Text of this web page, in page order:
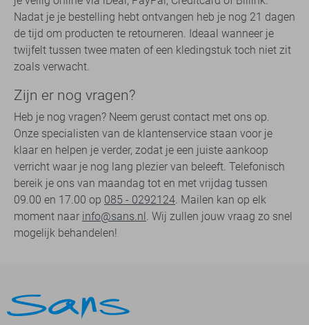
Nadat je je bestelling hebt ontvangen heb je nog 21 dagen
de tijd om producten te retourneren. Ideaal wanneer je
twijfelt tussen twee maten of een kledingstuk toch niet zit
zoals verwacht.
Zijn er nog vragen?
Heb je nog vragen? Neem gerust contact met ons op.
Onze specialisten van de klantenservice staan voor je
klaar en helpen je verder, zodat je een juiste aankoop
verricht waar je nog lang plezier van beleeft. Telefonisch
bereik je ons van maandag tot en met vrijdag tussen
09.00 en 17.00 op 085 - 0292124. Mailen kan op elk
moment naar info@sans.nl. Wij zullen jouw vraag zo snel
mogelijk behandelen!